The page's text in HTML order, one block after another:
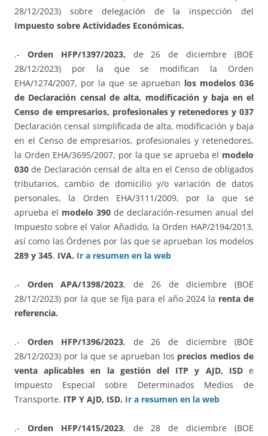
28/12/2023) sobre delegación de la inspección del
Impuesto sobre Actividades Económicas.
.- Orden HFP/1397/2023, de 26 de diciembre (BOE
28/12/2023) por la que se modifican la Orden
EHA/1274/2007, por la que se aprueban los modelos 036
de Declaración censal de alta, modificación y baja en el
Censo de empresarios, profesionales y retenedores y 037
Declaración censal simplificada de alta, modificación y baja
en el Censo de empresarios, profesionales y retenedores,
la Orden EHA/3695/2007, por la que se aprueba el modelo
030 de Declaración censal de alta en el Censo de obligados
tributarios, cambio de domicilio y/o variación de datos
personales, la Orden EHA/3111/2009, por la que se
aprueba el modelo 390 de declaración-resumen anual del
Impuesto sobre el Valor Añadido, la Orden HAP/2194/2013,
así como las Órdenes por las que se aprueban los modelos
289 y 345. IVA. Ir a resumen en la web
.- Orden APA/1398/2023, de 26 de diciembre (BOE
28/12/2023) por la que se fija para el año 2024 la renta de
referencia.
.- Orden HFP/1396/2023, de 26 de diciembre (BOE
28/12/2023) por la que se aprueban los precios medios de
venta aplicables en la gestión del ITP y AJD, ISDe
Impuesto Especial sobre Determinados Medios de
Transporte. ITP Y AJD, ISD. Ir a resumen en la web
.- Orden HFP/1415/2023, de 28 de diciembre (BOE